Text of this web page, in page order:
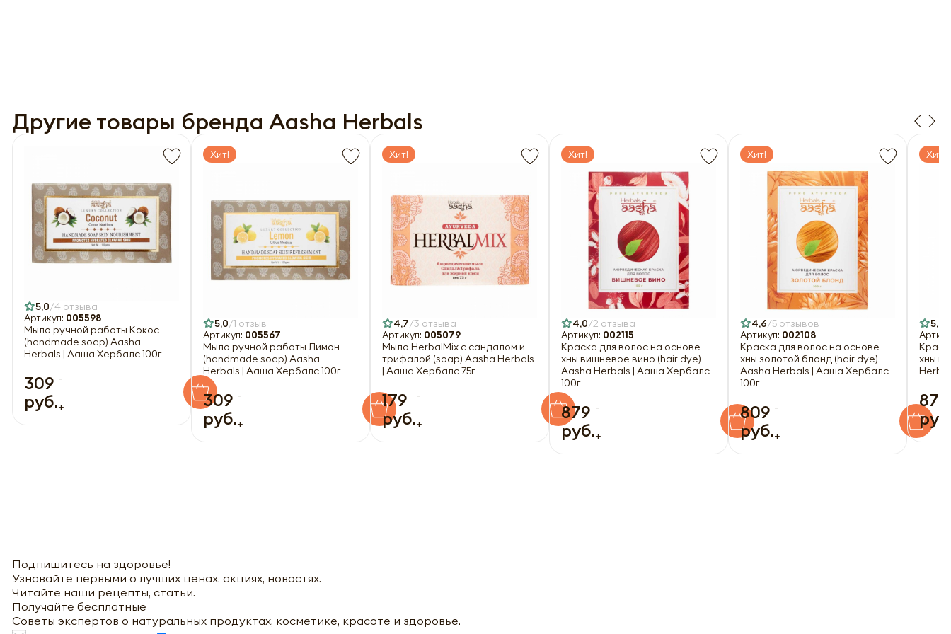
Другие товары бренда Aasha Herbals
5,0 4 отзыва
Артикул: 005598
Мыло ручной работы Кокос
(handmade soap) Aasha
Herbals | Ааша Хербалс 100г
309
руб.
-
+
Хит!
5,0 1 отзыв
Артикул: 005567
Мыло ручной работы Лимон
(handmade soap) Aasha
Herbals | Ааша Хербалс 100г
309
руб.
-
+
Хит!
4,7 3 отзыва
Артикул: 005079
Мыло HerbаlMix с сандалом и
трифалой (soap) Aasha Herbals
| Ааша Хербалс 75г
179
руб.
-
+
Хит!
4,0 2 отзыва
Артикул: 002115
Краска для волос на основе
хны вишневое вино (hair dye)
Aasha Herbals | Ааша Хербалс
100г
879
руб.
-
+
Хит!
4,6 5 отзывов
Артикул: 002108
Краска для волос на основе
хны золотой блонд (hair dye)
Aasha Herbals | Ааша Хербалс
100г
809
руб.
-
+
Хит!
5,0
хны
879
Подпишитесь на здоровье!
Узнавайте первыми о лучших ценах, акциях, новостях.
Читайте наши рецепты, статьи.
Получайте бесплатные
Советы экспертов о натуральных продуктах, косметике, красоте и здоровье.